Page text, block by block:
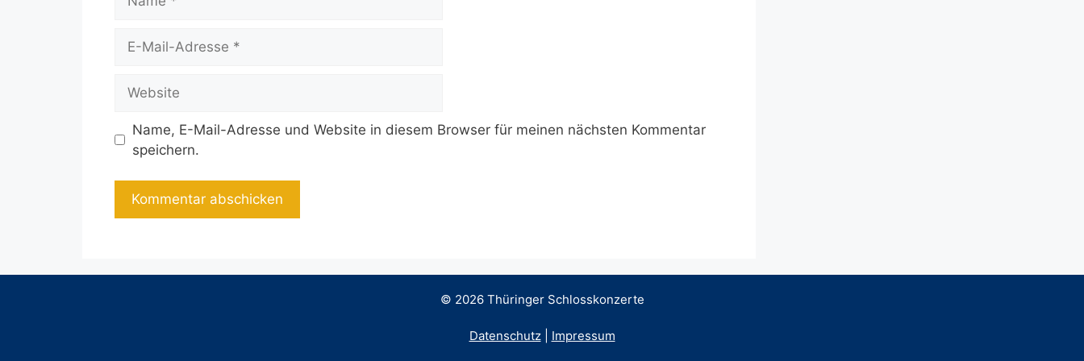
Mail-
Name, E-Mail-Adresse und Website in diesem Browser für meinen nächsten Kommentar
speichern.
© 2026 Thüringer Schlosskonzerte
Datenschutz| Impressum